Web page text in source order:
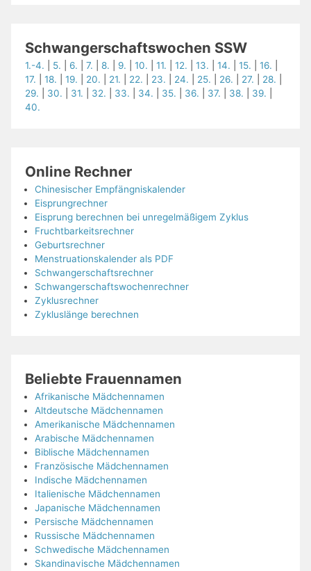
Schwangerschaftswochen SSW
1.-4. 5. 6. |7. |8. 9. |10. |11. |12. |13. |14. |15. |16.
17. |18. |19. 20. 21. 22. 23. 24. 25. 26. 27. 28.
29.
30. 31. 32. 33. 34. 35. 36. 37. 38. 39.
40.
Online Rechner
Chinesischer Empfängniskalender
Eisprungrechner
Eisprung berechnen bei unregelmäßigem Zyklus
Fruchtbarkeitsrechner
Geburtsrechner
Menstruationskalender als PDF
Schwangerschaftsrechner
Schwangerschaftswochenrechner
Zyklusrechner
Zykluslänge berechnen
Beliebte Frauennamen
Afrikanische Mädchennamen
Altdeutsche Mädchennamen
Amerikanische Mädchennamen
Arabische Mädchennamen
Biblische Mädchennamen
Französische Mädchennamen
Indische Mädchennamen
Italienische Mädchennamen
Japanische Mädchennamen
Persische Mädchennamen
Russische Mädchennamen
Schwedische Mädchennamen
Skandinavische Mädchennamen